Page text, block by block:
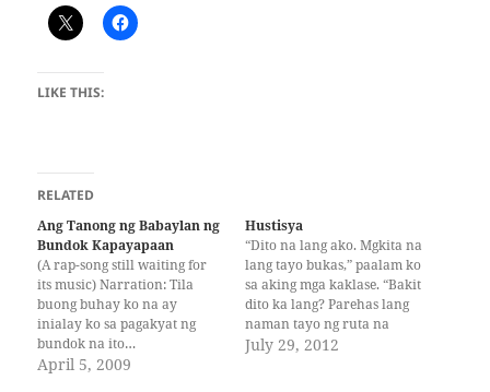
LIKE THIS:
RELATED
Ang Tanong ng Babaylan ng
Bundok Kapayapaan
(A rap-song still waiting for
its music) Narration: Tila
buong buhay ko na ay
inialay ko sa pagakyat ng
bundok na ito…
Kapayapaan…ang kanyang
April 5, 2009
Hustisya
“Dito na lang ako. Mgkita na
lang tayo bukas,” paalam ko
sa aking mga kaklase. “Bakit
dito ka lang? Parehas lang
naman tayo ng ruta na
sinasakyan, ah?” Tanong ni
July 29, 2012